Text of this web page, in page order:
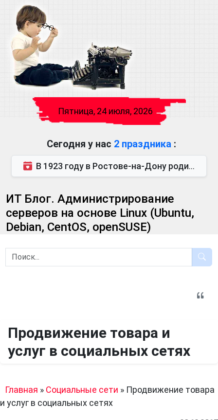
Пятница, 24 июля, 2026
Сегодня у нас 2 праздника :
В 1923 году в Ростове-на-Дону родился Виктор Михайлович Глушков. Под руководством Виктора Михайло...
ИТ Блог. Администрирование
серверов на основе Linux (Ubuntu,
Debian, CentOS, openSUSE)
Продвижение товара и
услуг в социальных сетях
Главная » Социальные сети » Продвижение товара
и услуг в социальных сетях